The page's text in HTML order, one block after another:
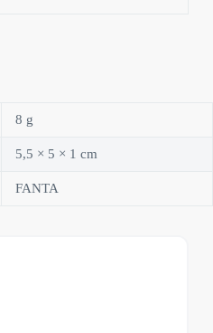
8 g
5,5 × 5 × 1 cm
FANTA